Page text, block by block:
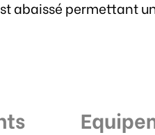
abaissé permettant